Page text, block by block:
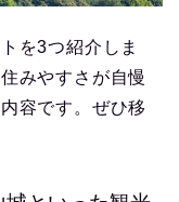
を3つ紹介しま
みやすさが自慢
容です。ぜひ移